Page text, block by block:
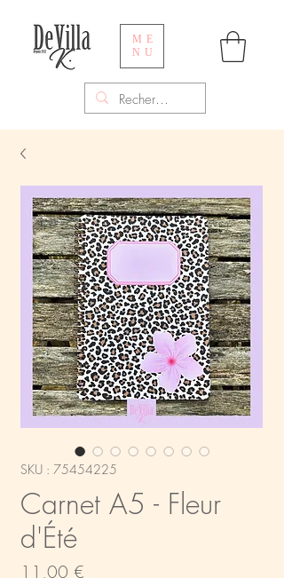
ME
NU
SKU : 75454225
Carnet A5 - Fleur
d'Été
11,00 €